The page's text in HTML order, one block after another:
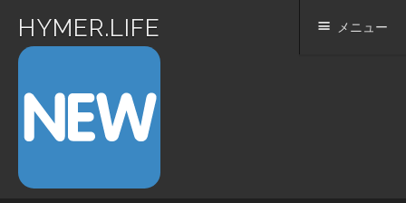
HYMER.LIFE メニュー